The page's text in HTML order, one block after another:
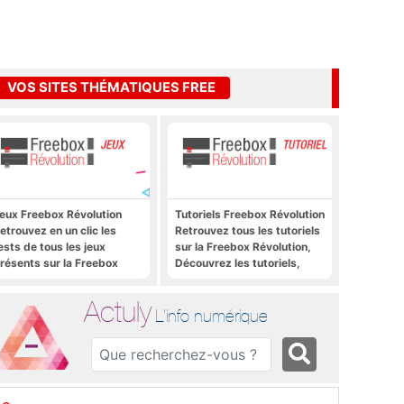
VOS SITES THÉMATIQUES FREE
Freebox Révolution
en un clic les
de tous les jeux
sur la Freebox
Tutoriels Freebox Révolution
Retrouvez tous les tutoriels
sur la Freebox Révolution,
Découvrez les tutoriels,
Freebox Server, Freebox
Actuly L'info numérique